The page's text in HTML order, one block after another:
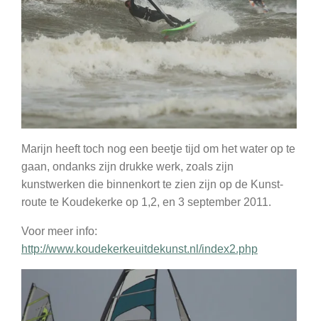
Marijn heeft toch nog een beetje tijd om het water op te
gaan, ondanks zijn drukke werk, zoals zijn
kunstwerken die binnenkort te zien zijn op de Kunst-
route te Koudekerke op 1,2, en 3 september 2011.
Voor meer info:
http://www.koudekerkeuitdekunst.nl/index2.php